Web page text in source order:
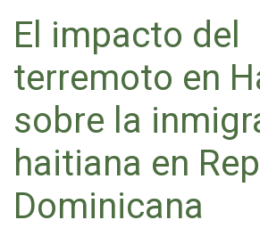
El impacto del
terremoto en
sobre la
haitiana en
Dominicana